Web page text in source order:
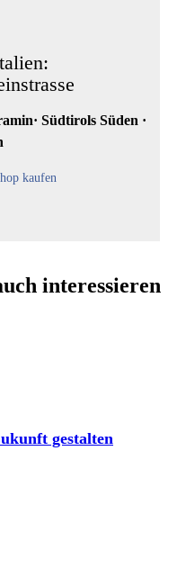
Südtirols Süden ·
kaufen
interessieren
gestalten